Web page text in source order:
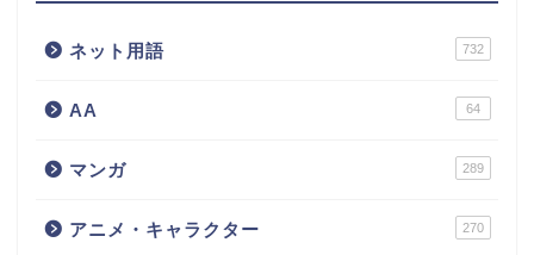
ネット用語 732
AA 64
マンガ 289
アニメ・キャラクター 270